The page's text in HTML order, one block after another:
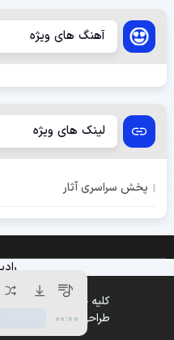
آهنگ های ویژه
لینک های ویژه
پخش سراسری آثار
کلیه حقوق متعلق به
طراحی و پشتیبانی :
00:00